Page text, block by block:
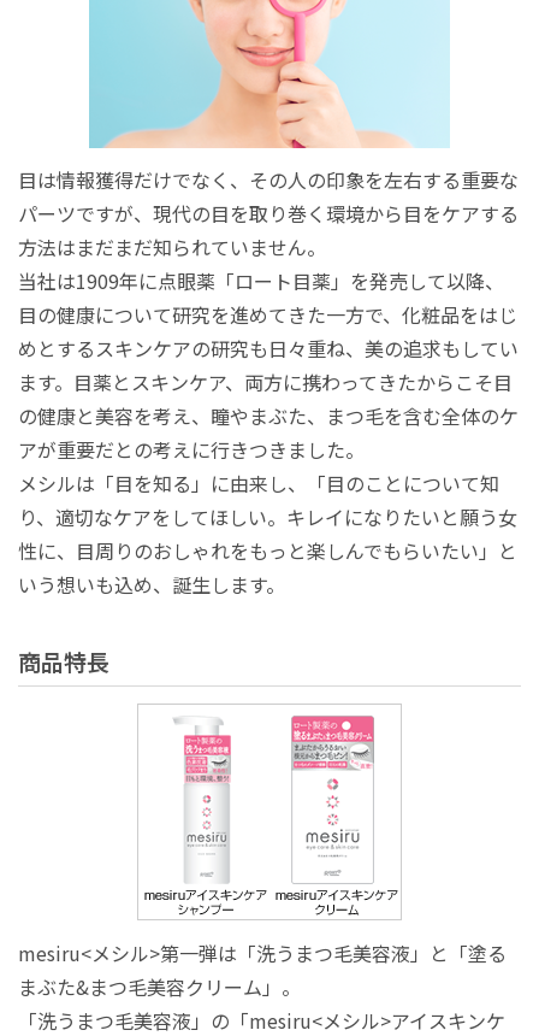
目は情報獲得だけでなく、その人の印象を左右する重要な
パーツですが、現代の目を取り巻く環境から目をケアする
方法はまだまだ知られていません。
当社は1909年に点眼薬「ロート目薬」を発売して以降、
目の健康について研究を進めてきた一方で、化粧品をはじ
めとするスキンケアの研究も日々重ね、美の追求もしてい
ます。目薬とスキンケア、両方に携わってきたからこそ目
の健康と美容を考え、瞳やまぶた、まつ毛を含む全体のケ
アが重要だとの考えに行きつきました。
メシルは「目を知る」に由来し、「目のことについて知
り、適切なケアをしてほしい。キレイになりたいと願う女
性に、目周りのおしゃれをもっと楽しんでもらいたい」と
いう想いも込め、誕生します。
商品特長
mesiru<メシル>第一弾は「洗うまつ毛美容液」と「塗る
まぶた&まつ毛美容クリーム」。
「洗うまつ毛美容液」の「mesiru<メシル>アイスキンケ